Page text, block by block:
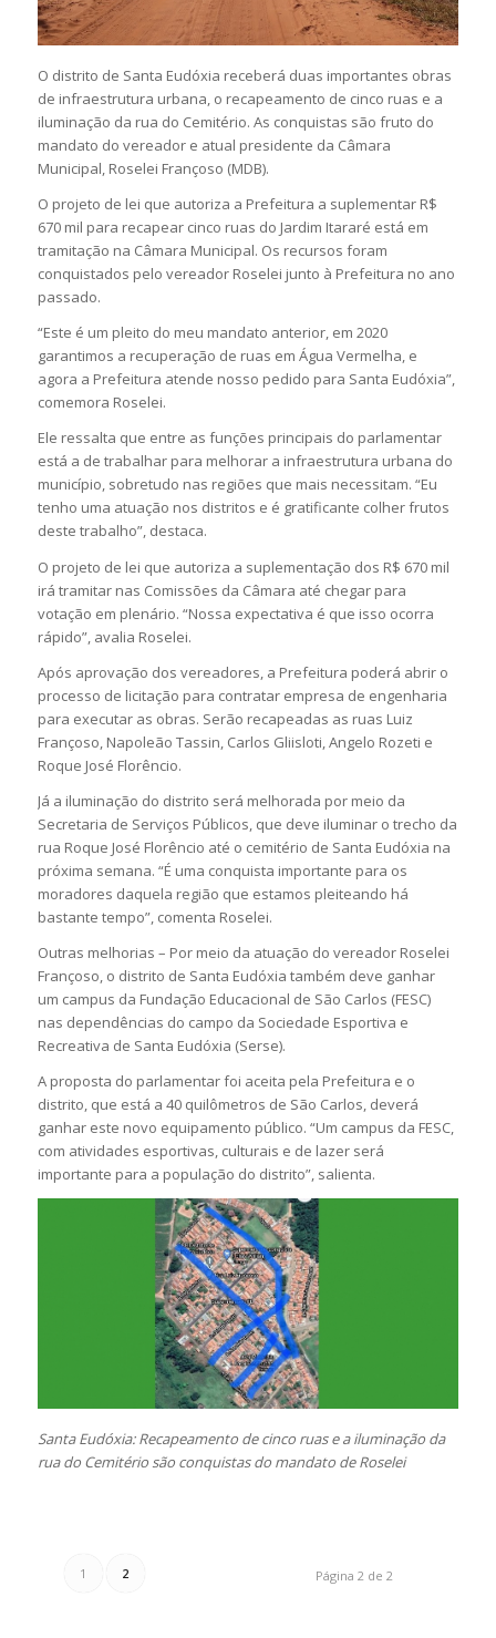
O distrito de Santa Eudóxia receberá duas importantes obras
de infraestrutura urbana, o recapeamento de cinco ruas e a
iluminação da rua do Cemitério. As conquistas são fruto do
mandato do vereador e atual presidente da Câmara
Municipal, Roselei Françoso (MDB).
O projeto de lei que autoriza a Prefeitura a suplementar R$
670 mil para recapear cinco ruas do Jardim Itararé está em
tramitação na Câmara Municipal. Os recursos foram
conquistados pelo vereador Roselei junto à Prefeitura no ano
passado.
“Este é um pleito do meu mandato anterior, em 2020
garantimos a recuperação de ruas em Água Vermelha, e
agora a Prefeitura atende nosso pedido para Santa Eudóxia”,
comemora Roselei.
Ele ressalta que entre as funções principais do parlamentar
está a de trabalhar para melhorar a infraestrutura urbana do
município, sobretudo nas regiões que mais necessitam. “Eu
tenho uma atuação nos distritos e é gratificante colher frutos
deste trabalho”, destaca.
O projeto de lei que autoriza a suplementação dos R$ 670 mil
irá tramitar nas Comissões da Câmara até chegar para
votação em plenário. “Nossa expectativa é que isso ocorra
rápido”, avalia Roselei.
Após aprovação dos vereadores, a Prefeitura poderá abrir o
processo de licitação para contratar empresa de engenharia
para executar as obras. Serão recapeadas as ruas Luiz
Françoso, Napoleão Tassin, Carlos Gliisloti, Angelo Rozeti e
Roque José Florêncio.
Já a iluminação do distrito será melhorada por meio da
Secretaria de Serviços Públicos, que deve iluminar o trecho da
rua Roque José Florêncio até o cemitério de Santa Eudóxia na
próxima semana. “É uma conquista importante para os
moradores daquela região que estamos pleiteando há
bastante tempo”, comenta Roselei.
Outras melhorias – Por meio da atuação do vereador Roselei
Françoso, o distrito de Santa Eudóxia também deve ganhar
um campus da Fundação Educacional de São Carlos (FESC)
nas dependências do campo da Sociedade Esportiva e
Recreativa de Santa Eudóxia (Serse).
A proposta do parlamentar foi aceita pela Prefeitura e o
distrito, que está a 40 quilômetros de São Carlos, deverá
ganhar este novo equipamento público. “Um campus da FESC,
com atividades esportivas, culturais e de lazer será
importante para a população do distrito”, salienta.
Santa Eudóxia: Recapeamento de cinco ruas e a iluminação da
rua do Cemitério são conquistas do mandato de Roselei
Página 2 de 2
1 2